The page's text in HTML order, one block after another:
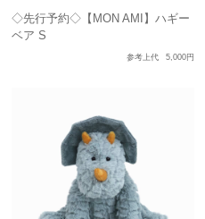
◇先行予約◇【MON AMI】ハギー
ベア S
参考上代 5,000円